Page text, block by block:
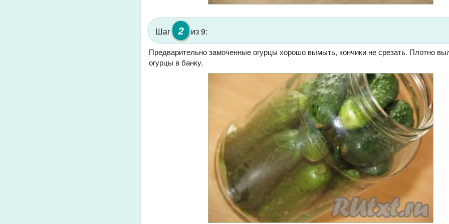
Шаг 2 из 9:
Предварительно замоченные огурцы хорошо вымыть, кончики не срезать. Плотно
огурцы в банку.